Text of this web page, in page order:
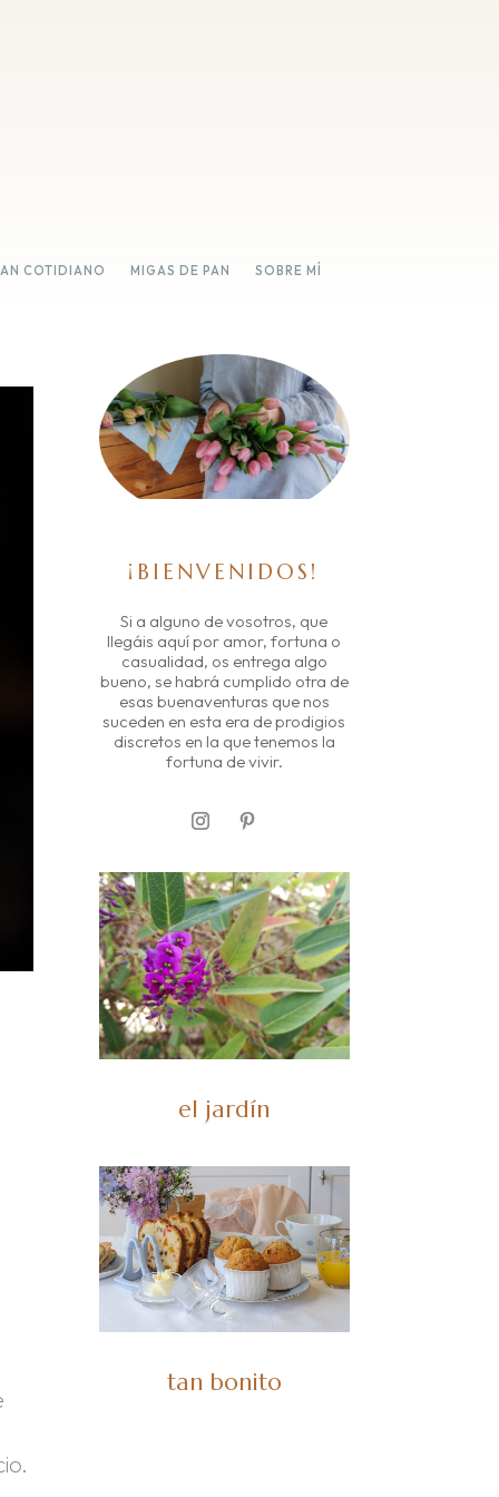
COTIDIANO MIGAS DE PAN SOBRE MÍ
¡BIENVENIDOS!
Si a alguno de vosotros, que
llegáis aquí por amor, fortuna o
casualidad, os entrega algo
bueno, se habrá cumplido otra de
esas buenaventuras que nos
suceden en esta era de prodigios
discretos en la que tenemos la
fortuna de vivir.
el jardín
tan bonito